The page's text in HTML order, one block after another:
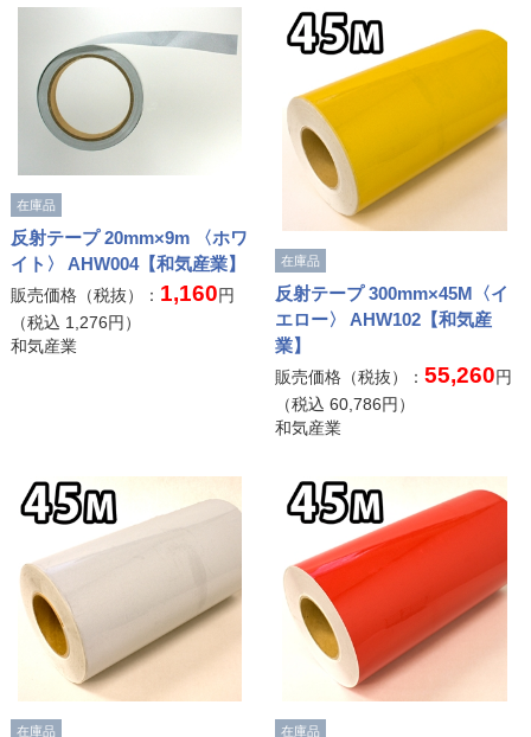
在庫品
反射テープ 20mm×9m 〈ホワ
イト〉 AHW004【和気産業】
販売価格（税抜）： 1,160円
（税込 1,276円）
和気産業
在庫品
反射テープ 300mm×45M〈イ
エロー〉 AHW102【和気産
業】
販売価格（税抜）：55,260円
（税込60,786円）
和気産業
在庫品 在庫品